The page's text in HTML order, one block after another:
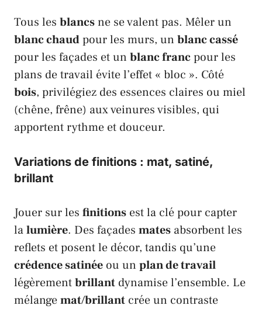
Tous les blancsne se valent pas. Mêler un
blanc chaudpour les murs, un blanc cassé
pour les façades et un blanc francpour les
plans de travail évite l’effet « bloc ». Côté
bois, privilégiez des essences claires ou miel
(chêne, frêne) aux veinures visibles, qui
apportent rythme et douceur.
Variations de finitions : mat, satiné,
brillant
Jouer sur les finitions est la clé pour capter
lalumière. Des façades mates absorbent les
reflets et posent le décor, tandis qu’une
crédence satinée ou un plan de travail
légèrementbrillant dynamise l’ensemble. Le
mélangemat/brillant crée un contraste